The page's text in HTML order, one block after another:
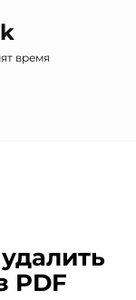
время
PDF